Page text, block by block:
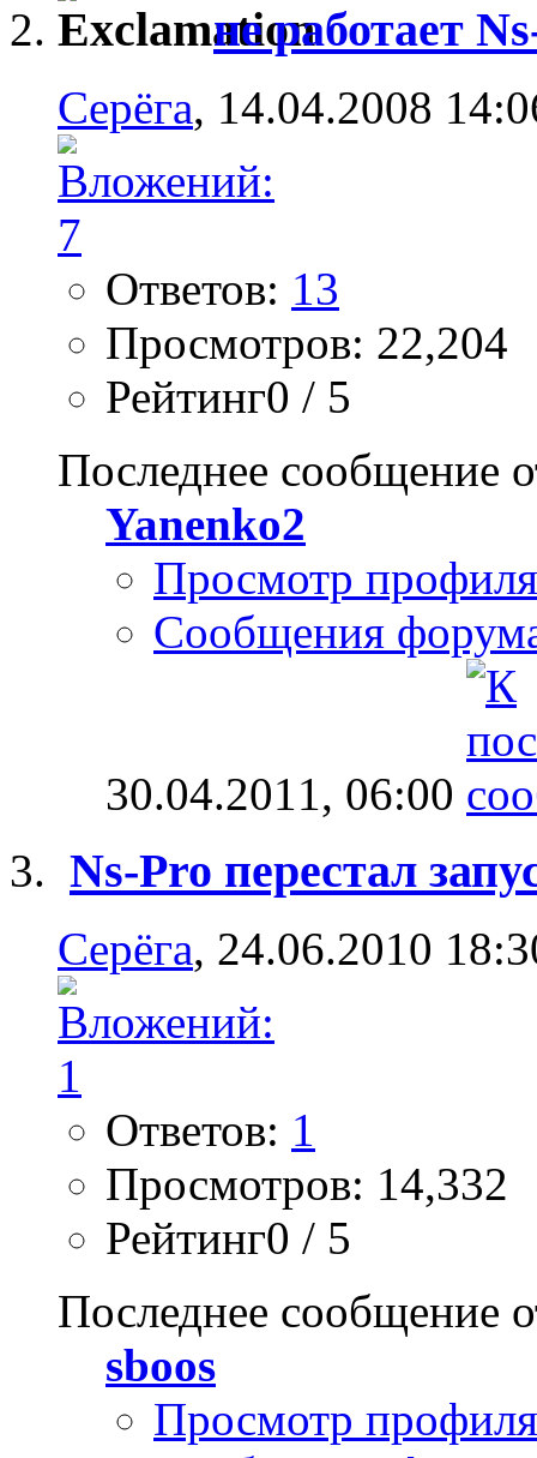
не работает
Серёга, 14.04.2008
Ответов: 13
Просмотров: 22,204
Рейтинг0 / 5
Последнее сообщение
Yanenko2
Просмотр профиля
Сообщения
30.04.2011, 06:00
Ns-Pro перестал
Серёга, 24.06.2010
Ответов: 1
Просмотров: 14,332
Рейтинг0 / 5
Последнее сообщение
sboos
Просмотр профиля